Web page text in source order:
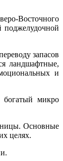
Восточного
запасов
ландшафтные,
и
богатый микро
Основные
целях.